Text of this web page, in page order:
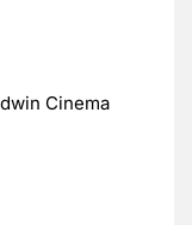
Cinema